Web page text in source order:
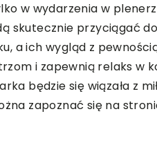
w wydarzenia w
skutecznie przyciągać
a ich wygląd z
i zapewnią relaks w
będzie się wiązała z
zapoznać się na